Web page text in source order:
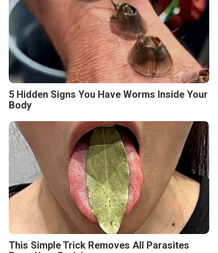
5 Hidden Signs You Have Worms Inside Your
Body
This Simple Trick Removes All Parasites